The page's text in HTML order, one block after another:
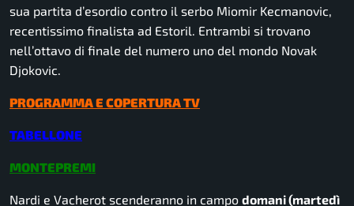
sua partita d’esordio contro il serbo Miomir Kecmanovic,
recentissimo finalista ad Estoril. Entrambi si trovano
nell’ottavo di finale del numero uno del mondo Novak
Djokovic.
PROGRAMMA E COPERTURA TV
TABELLONE
MONTEPREMI
Nardi e Vacherot scenderanno in campo domani (martedì